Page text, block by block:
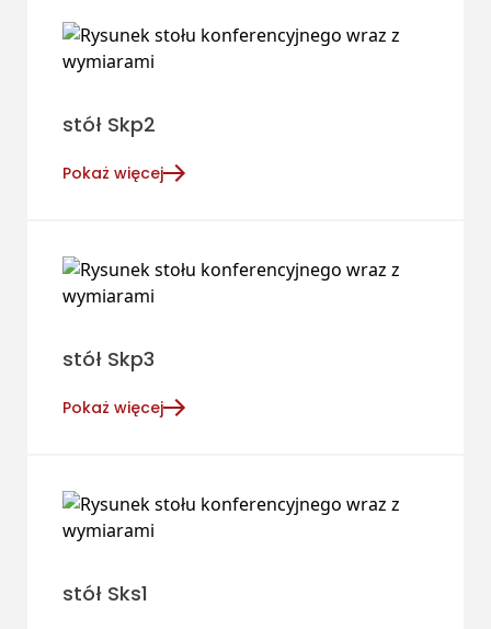
stół Skp2
Pokaż więcej
stół Skp3
Pokaż więcej
stół Sks1